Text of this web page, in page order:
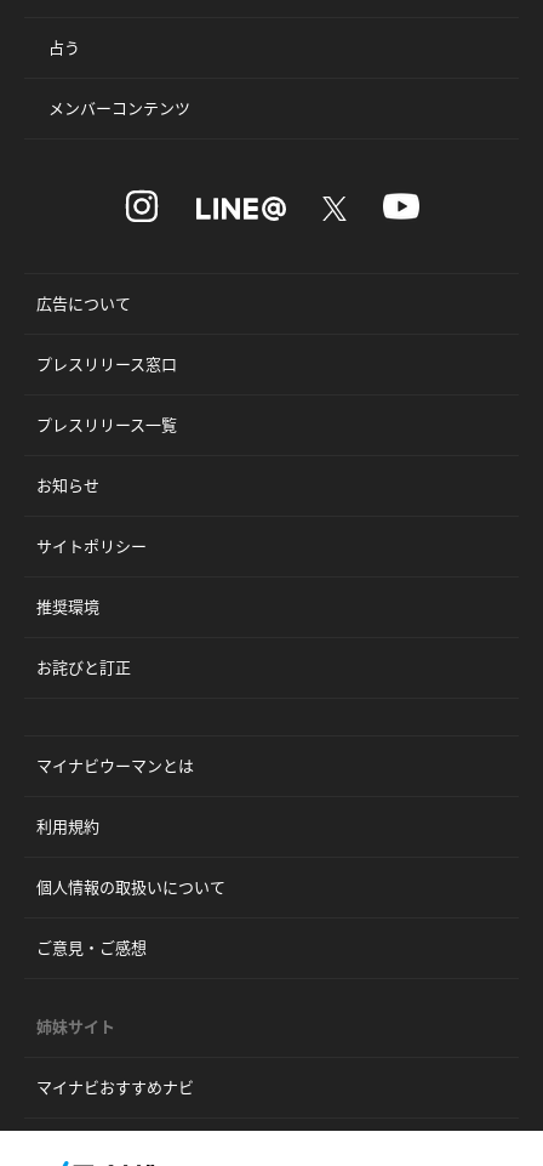
占う
メンバーコンテンツ
広告について
プレスリリース窓口
プレスリリース一覧
お知らせ
サイトポリシー
推奨環境
お詫びと訂正
マイナビウーマンとは
利用規約
個人情報の取扱いについて
ご意見・ご感想
姉妹サイト
マイナビおすすめナビ